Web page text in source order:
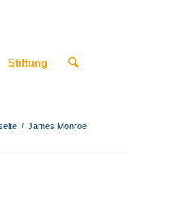
Stiftung
/ James Monroe